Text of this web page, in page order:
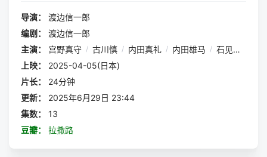
——这一次，他是末日的先兆。斯金纳宣布哈普纳的半衰期很
个罪恶的世界，而且很快就会降临。 为了应对这一威胁，一
个由5名特工组成的特别任务小组从世界各地聚集起来，从斯
金纳的计划中拯救人类。这群人被称为“拉撒路”。他们能在时
间耗尽之前找到斯金纳博士并研制出疫苗吗?
导演：
渡边信一郎
编剧：
渡边信一郎
主演：
宫野真守 / 古川慎 / 内田真礼 / 内田雄马 / 石见舞菜香
上映：
2025-04-05(日本)
片长：
24分钟
更新：
2025年6月29日 23:44
集数：
13
豆瓣：
拉撒路